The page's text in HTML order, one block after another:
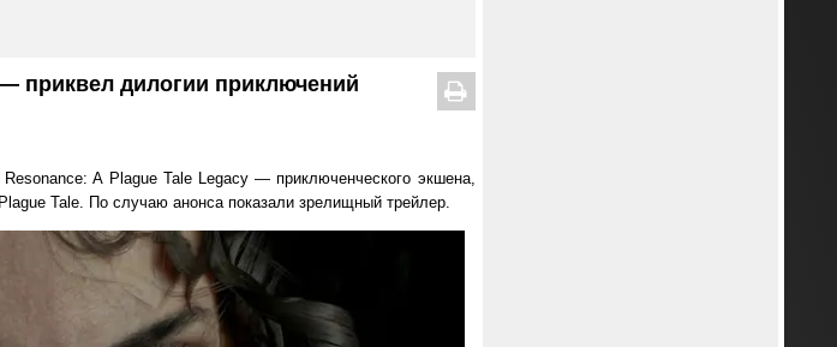
приквел дилогии приключений
A Plague Tale Legacy — приключенческого экшена,
Tale. По случаю анонса показали зрелищный трейлер.